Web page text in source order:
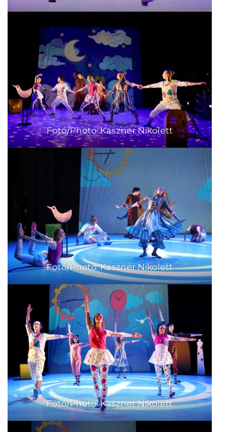
Fotó/Photo: Kaszner Nikolett
Fotó/Photo: Kaszner Nikolett
Fotó/Photo: Kaszner Nikolett